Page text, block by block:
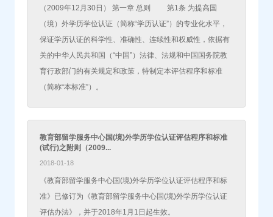
（2009年12月30日） 第一章 总则 第1条 为提高国
（境）外学历学位认证（简称“学历认证”）的专业化水平，
保证学历认证的科学性、准确性、连续性和权威性，依据有
关的中华人民共和国（“中国”）法律、法规和中国国务院教
育行政部门的有关规定和政策，特制定本评估程序和标准
（简称“本标准”）。
教育部留学服务中心国(境)外学历学位认证评估程序和标准
(试行)之附则（2009...
2018-01-18
《教育部留学服务中心国(境)外学历学位认证评估程序和标
准》已修订为《教育部留学服务中心国(境)外学历学位认证
评估办法》，并于2018年1月1日起生效。